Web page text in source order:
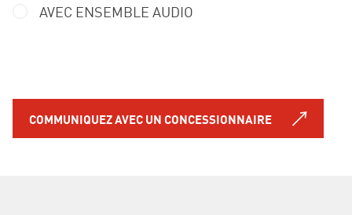
AVEC ENSEMBLE AUDIO
COMMUNIQUEZ AVEC UN CONCESSIONNAIRE